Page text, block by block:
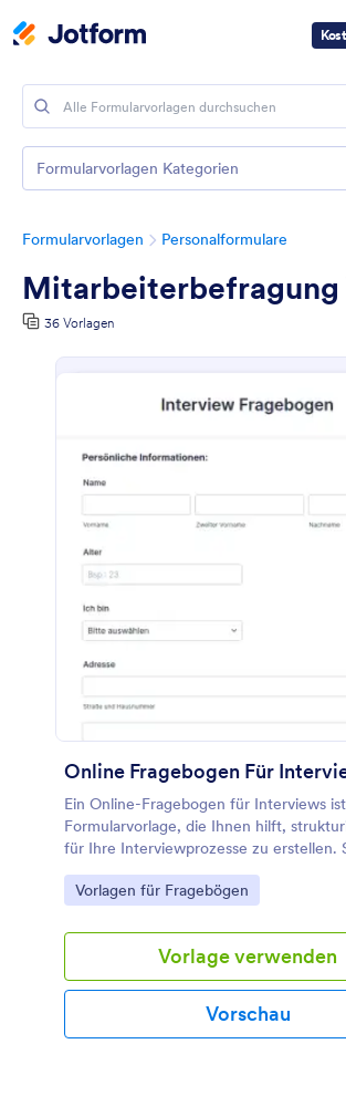
Formularvorlagen Personalformulare
Mitarbeiterbefragung
36 Vorlagen
Online Fragebogen Für
Ein Online-Fragebogen für Interviews
Formularvorlage, die Ihnen hilft,
für Ihre Interviewprozesse zu erstellen.
Zeit und organisieren Sie Ihre Daten
diesem praktischen Tool von Jotform.
Go to Category:
Vorlagen für Fragebögen
Vorlage verwenden
Vorschau
Formularvorlagen Kategorien